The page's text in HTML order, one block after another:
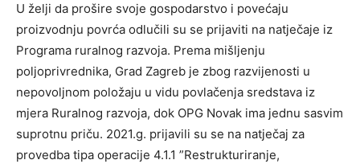
U želji da prošire svoje gospodarstvo i povećaju
proizvodnju povrća odlučili su se prijaviti na natječaje iz
Programa ruralnog razvoja. Prema mišljenju
poljoprivrednika, Grad Zagreb je zbog razvijenosti u
nepovoljnom položaju u vidu povlačenja sredstava iz
mjera Ruralnog razvoja, dok OPG Novak ima jednu sasvim
suprotnu priču. 2021.g. prijavili su se na natječaj za
provedba tipa operacije 4.1.1 ”Restrukturiranje,